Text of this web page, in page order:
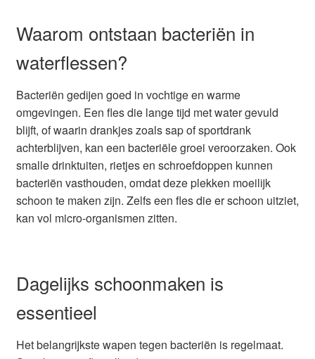
Accessoires
Aanbiedingen
Waterfles bedrukken
Reviews waterflessenwinkel.nl
Contact Waterflessenwinkel.nl
Waarom ontstaan bacteriën in
waterflessen?
Bacteriën gedijen goed in vochtige en warme
omgevingen. Een fles die lange tijd met water gevuld
blijft, of waarin drankjes zoals sap of sportdrank
achterblijven, kan een bacteriële groei veroorzaken. Ook
smalle drinktuiten, rietjes en schroefdoppen kunnen
bacteriën vasthouden, omdat deze plekken moeilijk
schoon te maken zijn. Zelfs een fles die er schoon uitziet,
kan vol micro-organismen zitten.
Dagelijks schoonmaken is
essentieel
Het belangrijkste wapen tegen bacteriën is regelmaat.